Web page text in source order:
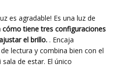
es agradable! Es una luz de
cómo tiene tres configuraciones
el brillo. . Encaja
lectura y combina bien con el
de estar. El único